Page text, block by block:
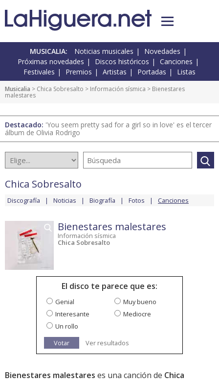
MUSICALIA: Noticias musicales
Novedades
Próximas novedades
Discos históricos
Canciones
Festivales
Premios Artistas Portadas Listas
Musicalia > Chica Sobresalto > Información sísmica > Bienestares
malestares
Destacado: 'You seem pretty sad for a girl so in love' es el tercer
álbum de Olivia Rodrigo
Chica Sobresalto
Discografía Noticias Biografía Fotos Canciones
Bienestares malestares
Información sísmica
Chica Sobresalto
El disco te parece que es:
Genial
Muy bueno
Interesante
Mediocre
Un rollo
Votar
Ver resultados
Bienestares malestares es una canción de Chica